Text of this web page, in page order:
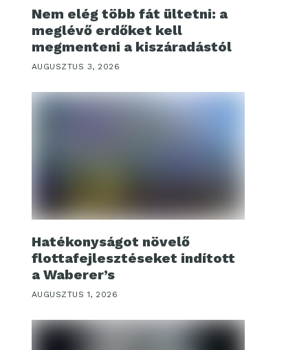
Nem elég több fát ültetni: a
meglévő erdőket kell
megmenteni a kiszáradástól
AUGUSZTUS 3, 2026
Hatékonyságot növelő
flottafejlesztéseket indított
a Waberer’s
AUGUSZTUS 1, 2026